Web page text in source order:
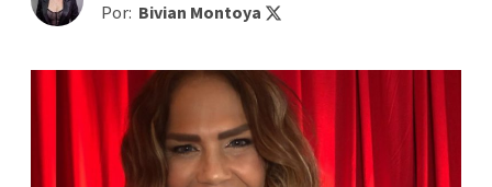
Por: Bivian Montoya